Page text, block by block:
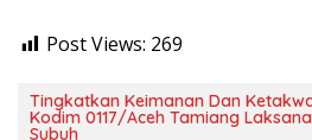
Post Views: 269
Tingkatkan Keimanan Dan
Kodim 0117/Aceh Tamiang
Subuh